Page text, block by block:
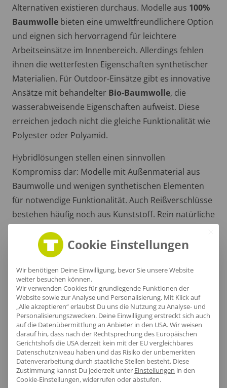
Alternativen existieren durchaus. Modelle aus 100%
Baumwolle bieten eine umweltfreundlichere Option
und eignen sich hervorragend für leichtere
Arbeitseinsätze im Innenbereich. Allerdings fehlen
ihnen die wetterfesten Eigenschaften synthetischer
Materialien. Für Outdoor-Einsätze gibt es innovative
Ansätze mit behandelter Bio-Baumwolle, die
wasserabweisende Eigenschaften aufweist. Diese
erreichen jedoch nicht die gleiche Funktionalität wie
Polyester oder Polyamid.
Hybridlösungen stellen einen sinnvollen
Kompromiss dar: Modelle mit Außenmaterial aus
Baumwolle und wenigen synthetischen Elementen
für notwendige Funktionalität. Auch Reißverschlüsse
bestehen häufig noch aus Kunststoff. Rein natürliche
bei schweren Einsätzen nicht die gleiche
Langlebigkeit. Für umweltbewusste Teams
empfehlen wir einen pragmatischen Ansatz:
hochwertige Westenmit möglichst hohem
Naturfaseranteil, ergänzt durch gezielt eingesetzte
synthetische Komponenten.
Was ist der Unterschied zwischen
konventionellem und nachhaltigem Westen
bedrucken?
Cookie Einstellungen
Wir benötigen Deine Einwilligung, bevor Sie unsere Website
weiter besuchen können.
Wir verwenden Cookies für grundlegende Funktionen der
Website sowie zur Analyse und Personalisierung. Mit Klick auf
„Alle akzeptieren“ erlaubst Du uns die Nutzung zu Analyse- und
Personalisierungszwecken. Deine Einwilligung erstreckt sich auch
auf die Datenübermittlung an Anbieter in den USA. Wir weisen
darauf hin, dass nach der Rechtsprechung des Europäischen
Gerichtshofs die USA derzeit kein mit der EU vergleichbares
Datenschutzniveau haben und das Risiko der unbemerkten
Datenverarbeitung durch staatliche Stellen besteht. Diese
Zustimmung kannst Du jederzeit unter Einstellungen in den
Cookie-Einstellungen, widerrufen oder abstufen.